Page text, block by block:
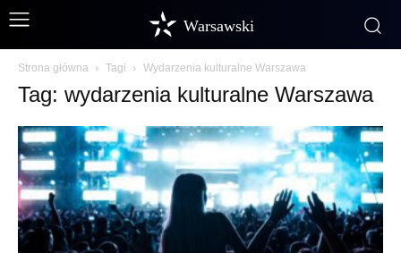
Warsawski
Strona główna Tagi Wydarzenia kulturalne Warszawa
Tag: wydarzenia kulturalne Warszawa